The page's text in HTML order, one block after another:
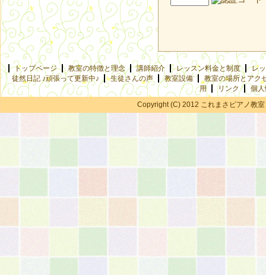
トップページ 教室の特徴と理念 講師紹介 レッスン料金と制度
レ
徒然日記 ♪頑張って更新中♪
生徒さんの声 教室設備
教室の場所とアク
用
リンク
個
Copyright (C) 2012 これまさピアノ教